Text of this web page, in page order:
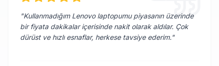
"Kullanmadığım Lenovo laptopumu piyasanın üzerinde
bir fiyata dakikalar içerisinde nakit olarak aldılar. Çok
dürüst ve hızlı esnaflar, herkese tavsiye ederim."